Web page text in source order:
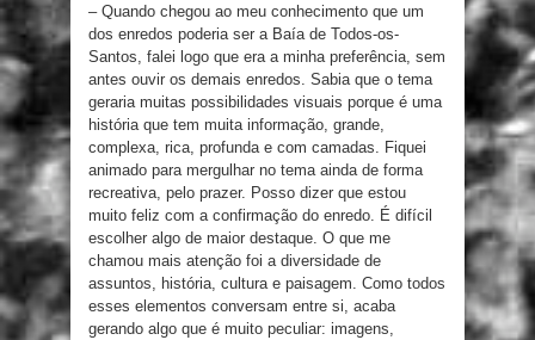
– Quando chegou ao meu conhecimento que um
dos enredos poderia ser a Baía de Todos-os-
Santos, falei logo que era a minha preferência, sem
antes ouvir os demais enredos. Sabia que o tema
geraria muitas possibilidades visuais porque é uma
história que tem muita informação, grande,
complexa, rica, profunda e com camadas. Fiquei
animado para mergulhar no tema ainda de forma
recreativa, pelo prazer. Posso dizer que estou
muito feliz com a confirmação do enredo. É difícil
escolher algo de maior destaque. O que me
chamou mais atenção foi a diversidade de
assuntos, história, cultura e paisagem. Como todos
esses elementos conversam entre si, acaba
gerando algo que é muito peculiar: imagens,